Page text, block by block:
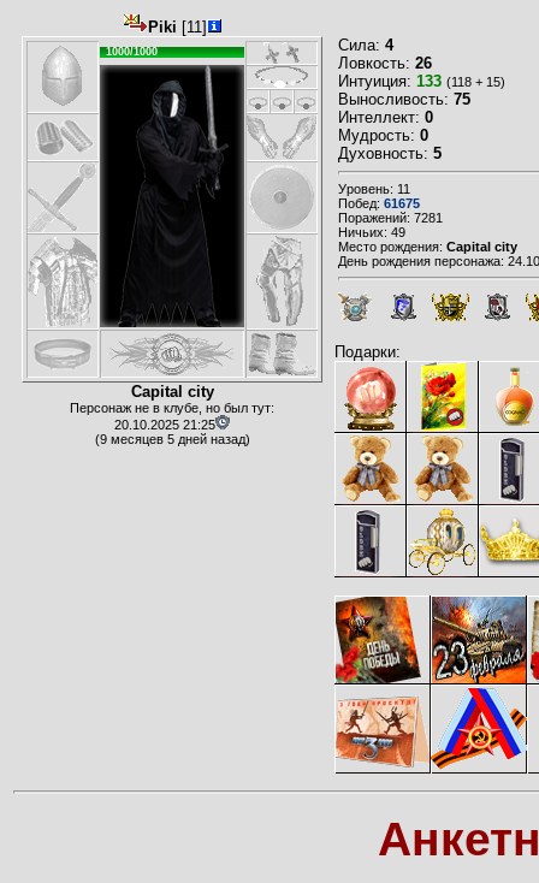
Piki [11]
1000/1000
Capital city
Персонаж не в клубе, но был тут:
20.10.2025 21:25
(9 месяцев 5 дней назад)
Сила: 4
Ловкость: 26
Интуиция: 133 (118 + 15)
Выносливость: 75
Интеллект: 0
Мудрость: 0
Духовность: 5
Уровень: 11
Побед: 61675
Поражений: 7281
Ничьих: 49
Место рождения: Capital city
День рождения персонажа:
Подарки: